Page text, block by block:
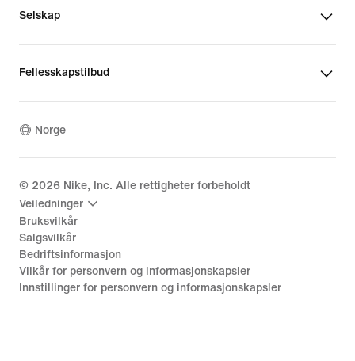
Selskap
Fellesskapstilbud
Norge
© 2026 Nike, Inc. Alle rettigheter forbeholdt
Veiledninger
Bruksvilkår
Salgsvilkår
Bedriftsinformasjon
Vilkår for personvern og informasjonskapsler
Innstillinger for personvern og informasjonskapsler